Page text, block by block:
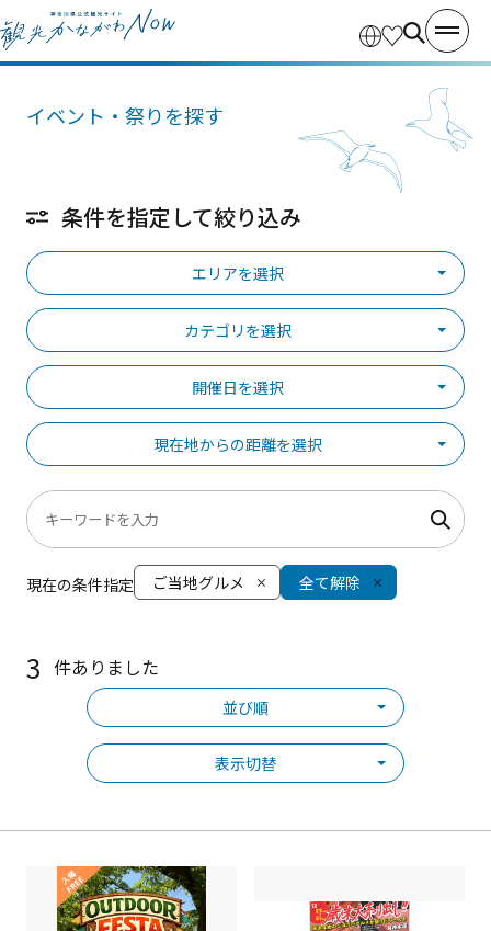
イベント・祭りを探す
条件を指定して絞り込み
エリアを選択
カテゴリを選択
開催日を選択
現在地からの距離を選択
現在の条件指定 ご当地グルメ 全て解除
3 件ありました
並び順
表示切替